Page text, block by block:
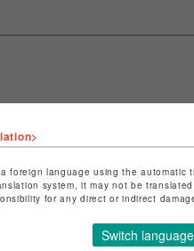
舗名
定商取引法など法令に基づく表
ョップお問い合わせはこちら
foreign language using the automatic
system, it may not be
for any direct or indirect
Switch language